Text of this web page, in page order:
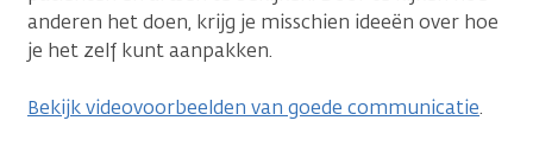
anderen het doen, krijg je misschien ideeën over hoe
je het zelf kunt aanpakken.
Bekijk videovoorbeelden van goede communicatie.